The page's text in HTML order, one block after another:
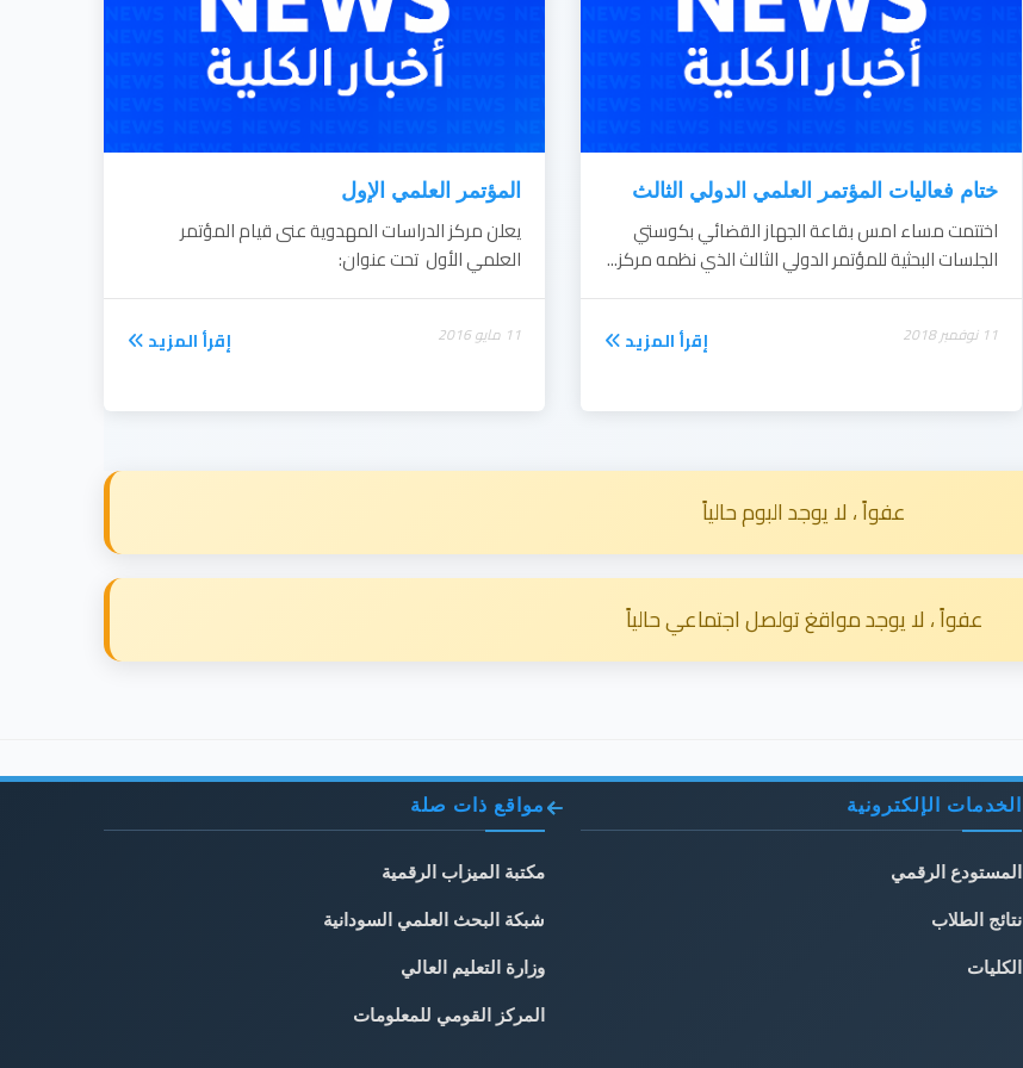
ختام فعاليات المؤتمر العلمي الدولي الثالث
اختتمت مساء امس بقاعة الجهاز القضائي بكوستي
الجلسات البحثية للمؤتمر الدولي الثالث الذي نظمه مركز...
11 نوفمبر 2018 إقرأ المزيد
المؤتمر العلمي الإول
يعلن مركز الدراسات المهدوية عنى قيام المؤتمر
العلمي الأول تحت عنوان:
11 مايو 2016 إقرأ المزيد
عفواً ، لا يوجد البوم حالياً
عفواً ، لا يوجد مواقغ تولصل اجتماعي حالياً
الخدمات الإلكترونية
المستودع الرقمي
نتائج الطلاب
الكليات
مواقع ذات صلة
مكتبة الميزاب الرقمية
شبكة البحث العلمي السودانية
وزارة التعليم العالي
المركز القومي للمعلومات